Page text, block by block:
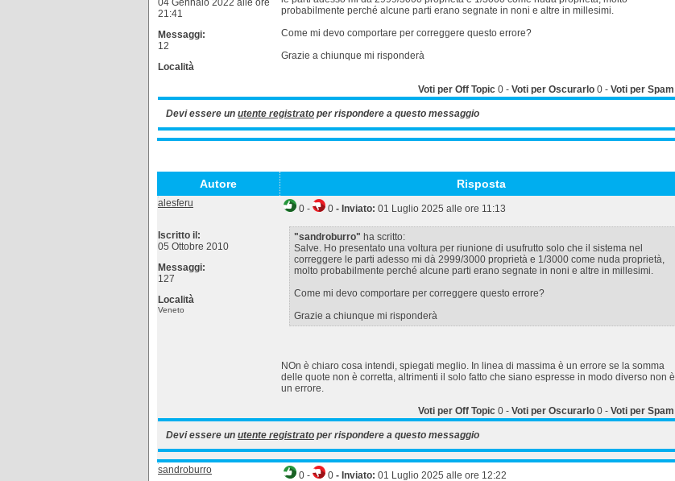
04 Gennaio 2022 alle ore
21:41
Messaggi:
12
Località
probabilmente perché alcune parti erano segnate in noni e altre in millesimi.
Come mi devo comportare per correggere questo errore?
Grazie a chiunque mi risponderà
Voti per Off Topic 0 - Voti per Oscurarlo 0 - Voti per Spam
Devi essere un utente registrato per rispondere a questo messaggio
Autore Risposta
alesferu
Iscritto il:
05 Ottobre 2010
Messaggi:
127
Località
Veneto
0 - 0 - Inviato: 01 Luglio 2025 alle ore 11:13
"sandroburro" ha scritto:
Salve. Ho presentato una voltura per riunione di usufrutto solo che il sistema nel
correggere le parti adesso mi dà 2999/3000 proprietà e 1/3000 come nuda proprietà,
molto probabilmente perché alcune parti erano segnate in noni e altre in millesimi.
Come mi devo comportare per correggere questo errore?
Grazie a chiunque mi risponderà
NOn è chiaro cosa intendi, spiegati meglio. In linea di massima è un errore se la somma
delle quote non è corretta, altrimenti il solo fatto che siano espresse in modo diverso non è
un errore.
Voti per Off Topic 0 - Voti per Oscurarlo 0 - Voti per Spam
Devi essere un utente registrato per rispondere a questo messaggio
sandroburro 0 - 0 - Inviato: 01 Luglio 2025 alle ore 12:22